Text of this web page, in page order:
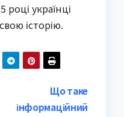
році українці
історію.
Що таке
інформаційний